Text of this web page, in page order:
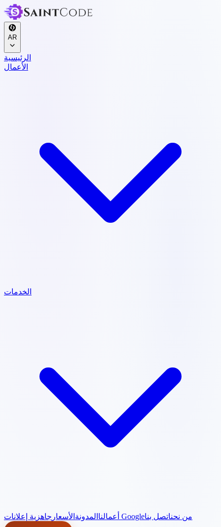
AR
الرئيسية
الأعمال
الخدمات
أعمالنا المدونة الأسعار جاهزية إعلانات Google من نحناتصل بنا